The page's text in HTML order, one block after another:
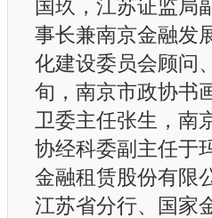
国玖，江苏证监局
事长兼南京金融发
化建设委员会顾问
旬，南京市政协书
卫委主任张生，南
协经科委副主任于
金融租赁股份有限
江苏省分行、国家